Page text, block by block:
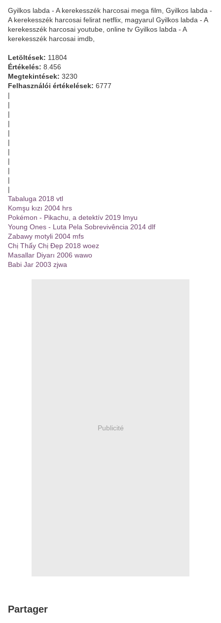
Gyilkos labda - A kerekesszék harcosai mega film, Gyilkos labda -
A kerekesszék harcosai felirat netflix, magyarul Gyilkos labda - A
kerekesszék harcosai youtube, online tv Gyilkos labda - A
kerekesszék harcosai imdb,
Letöltések: 11804
Értékelés: 8.456
Megtekintések: 3230
Felhasználói értékelések: 6777
|
|
|
|
|
|
|
|
|
|
|
Tabaluga 2018 vtl
Komşu kızı 2004 hrs
Pokémon - Pikachu, a detektív 2019 lmyu
Young Ones - Luta Pela Sobrevivência 2014 dlf
Zabawy motyli 2004 mfs
Chị Thấy Chị Đẹp 2018 woez
Masallar Diyarı 2006 wawo
Babi Jar 2003 zjwa
Publicité
Partager